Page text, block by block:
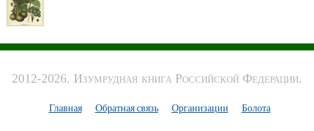
2012-2026. Изумрудная книга Российской Федерации.
Главная Обратная связь Организации Болота